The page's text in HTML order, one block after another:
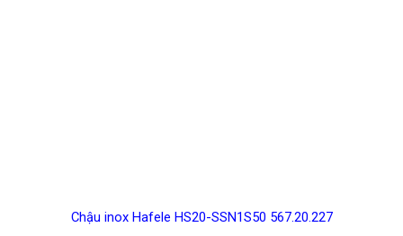
Chậu inox Hafele HS20-SSN1S50 567.20.227